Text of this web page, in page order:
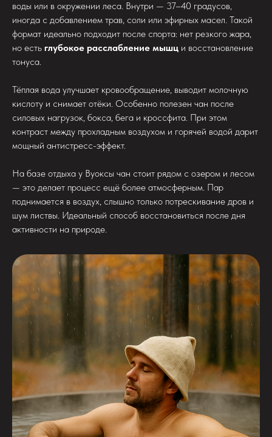
воды или в окружении леса. Внутри — 37–40 градусов,
иногда с добавлением трав, соли или эфирных масел. Такой
формат идеально подходит после спорта: нет резкого жара,
но есть глубокое расслабление мышц и восстановление
тонуса.
Тёплая вода улучшает кровообращение, выводит молочную
кислоту и снимает отёки. Особенно полезен чан после
силовых нагрузок, бокса, бега и кроссфита. При этом
контраст между прохладным воздухом и горячей водой дарит
мощный антистресс-эффект.
На базе отдыха у Вуоксы чан стоит рядом с озером и лесом
— это делает процесс ещё более атмосферным. Пар
поднимается в воздух, слышно только потрескивание дров и
шум листвы. Идеальный способ восстановиться после дня
активности на природе.